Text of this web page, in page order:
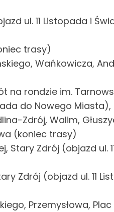
ul. 11 Listopada i
trasy)
Wańkowicza,
na rondzie im.
do Nowego Miasta),
Zdrój, Walim,
(koniec trasy)
Stary Zdrój (objazd ul.
Zdrój (objazd ul. 11
Przemysłowa,